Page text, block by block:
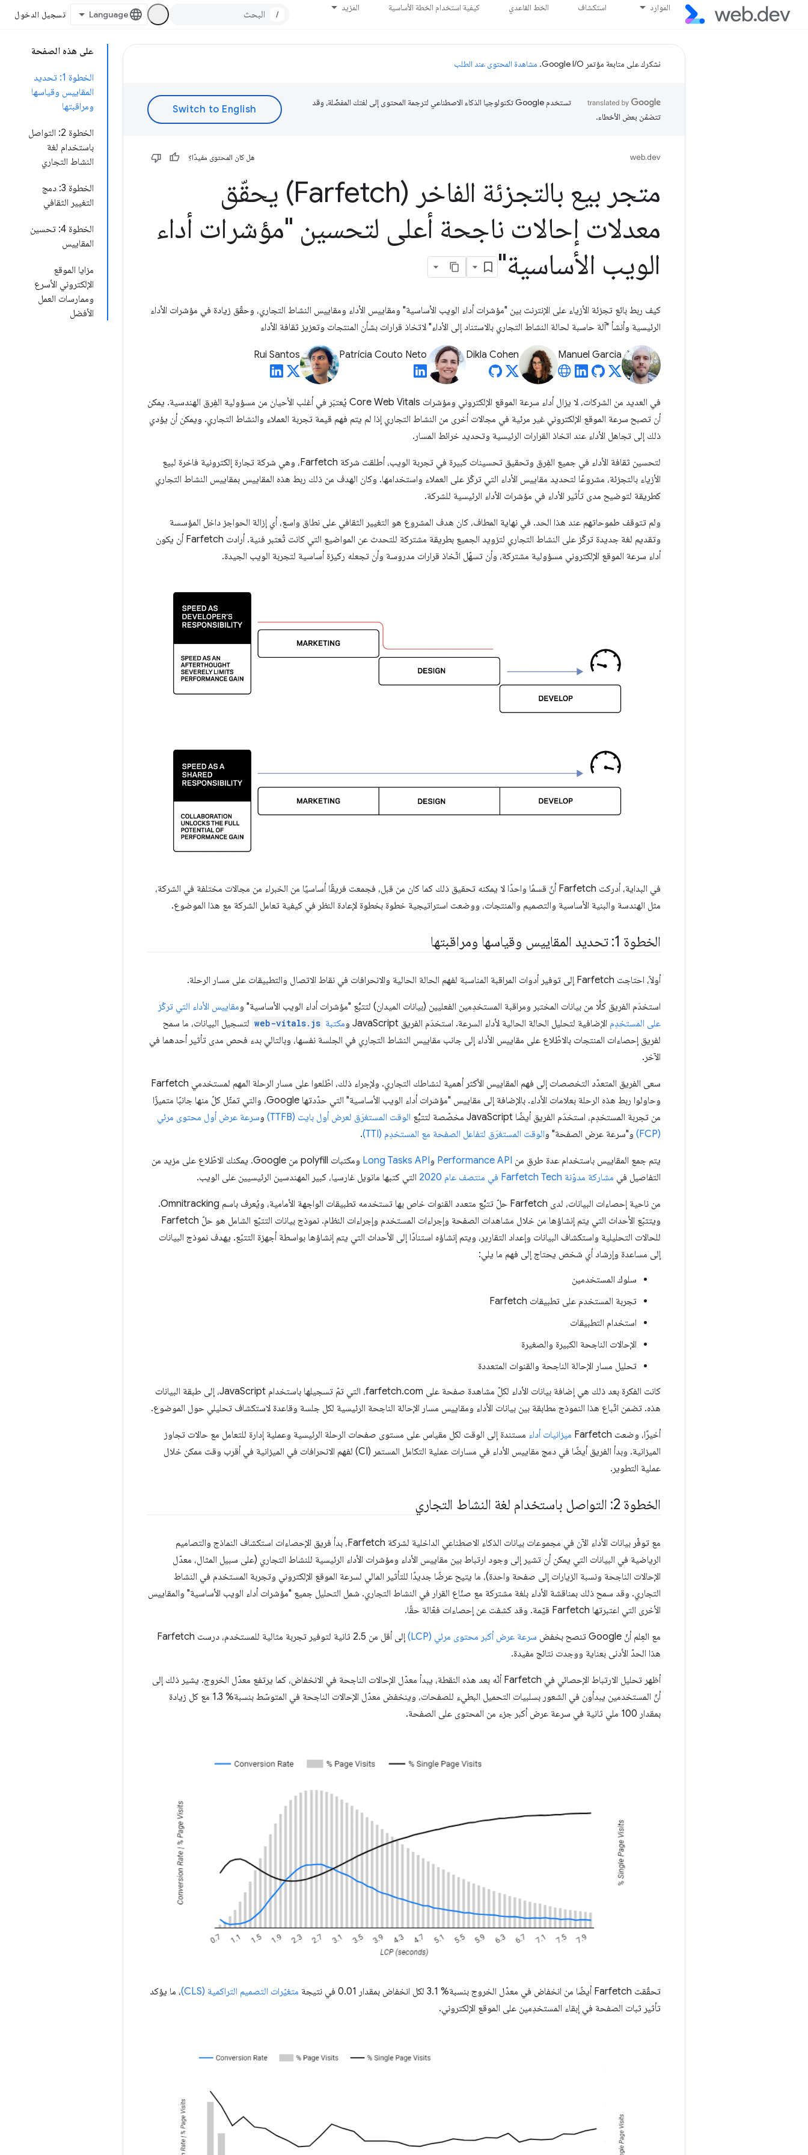
الموارد استكشاف الخط القاعدي كيفية استخدام الخطة الأساسية المزيد
/ تسجيل الدخول
على هذه الصفحة
الخطوة 1: تحديد
المقاييس وقياسها
ومراقبتها
الخطوة 2: التواصل
باستخدام لغة
النشاط التجاري
الخطوة 3: دمج
التغيير الثقافي
الخطوة 4: تحسين
المقاييس
مزايا الموقع
الإلكتروني الأسرع
وممارسات العمل
الأفضل
نشكرك على متابعة مؤتمر Google I/O. مشاهدة المحتوى عند الطلب
تستخدم Google تكنولوجيا الذكاء الاصطناعي لترجمة المحتوى إلى لغتك المفضّلة، وقد
تتضمّن بعض الأخطاء.
web.dev هل كان المحتوى مفيدًا؟
متجر بيع بالتجزئة الفاخر (Farfetch) يحقّق
معدلات إحالات ناجحة أعلى لتحسين "مؤشرات أداء
الويب الأساسية"
كيف ربط بائع تجزئة الأزياء على الإنترنت بين "مؤشرات أداء الويب الأساسية" ومقاييس الأداء ومقاييس النشاط التجاري، وحقّق زيادة في مؤشرات الأداء
الرئيسية وأنشأ "آلة حاسبة لحالة النشاط التجاري بالاستناد إلى الأداء" لاتخاذ قرارات بشأن المنتجات وتعزيز ثقافة الأداء
Manuel Garcia
Dikla Cohen
Patrícia Couto Neto
Rui Santos
في العديد من الشركات، لا يزال أداء سرعة الموقع الإلكتروني ومؤشرات Core Web Vitals يُعتبَر في أغلب الأحيان من مسؤولية الفِرق الهندسية. يمكن
أن تصبح سرعة الموقع الإلكتروني غير مرئية في مجالات أخرى من النشاط التجاري إذا لم يتم فهم قيمة تجربة العملاء والنشاط التجاري. ويمكن أن يؤدي
ذلك إلى تجاهل الأداء عند اتخاذ القرارات الرئيسية وتحديد خرائط المسار.
لتحسين ثقافة الأداء في جميع الفِرق وتحقيق تحسينات كبيرة في تجربة الويب، أطلقت شركة Farfetch، وهي شركة تجارة إلكترونية فاخرة لبيع
الأزياء بالتجزئة، مشروعًا لتحديد مقاييس الأداء التي تركّز على العملاء واستخدامها. وكان الهدف من ذلك ربط هذه المقاييس بمقاييس النشاط التجاري
كطريقة لتوضيح مدى تأثير الأداء في مؤشرات الأداء الرئيسية للشركة.
ولم تتوقف طموحاتهم عند هذا الحد. في نهاية المطاف، كان هدف المشروع هو التغيير الثقافي على نطاق واسع، أي إزالة الحواجز داخل المؤسسة
وتقديم لغة جديدة تركّز على النشاط التجاري لتزويد الجميع بطريقة مشتركة للتحدث عن المواضيع التي كانت تُعتبر فنية. أرادت Farfetch أن يكون
أداء سرعة الموقع الإلكتروني مسؤولية مشتركة، وأن تسهّل اتّخاذ قرارات مدروسة وأن تجعله ركيزة أساسية لتجربة الويب الجيدة.
في البداية، أدركت Farfetch أنّ قسمًا واحدًا لا يمكنه تحقيق ذلك كما كان من قبل، فجمعت فريقًا أساسيًا من الخبراء من مجالات مختلفة في الشركة،
مثل الهندسة والبنية الأساسية والتصميم والمنتجات، ووضعت استراتيجية خطوة بخطوة لإعادة النظر في كيفية تعامل الشركة مع هذا الموضوع.
الخطوة 1: تحديد المقاييس وقياسها ومراقبتها
أولاً، احتاجت Farfetch إلى توفير أدوات المراقبة المناسبة لفهم الحالة الحالية والانحرافات في نقاط الاتصال والتطبيقات على مسار الرحلة.
استخدَم الفريق كلًّا من بيانات المختبر ومراقبة المستخدِمين الفعليين (بيانات الميدان) لتتبُّع "مؤشرات أداء الويب الأساسية" ومقاييس الأداء التي تركّز
على المستخدِم الإضافية لتحليل الحالة الحالية لأداء السرعة. استخدَم الفريق JavaScript و مكتبة web-vitals.js لتسجيل البيانات، ما سمح
لفريق إحصاءات المنتجات بالاطّلاع على مقاييس الأداء إلى جانب مقاييس النشاط التجاري في الجلسة نفسها، وبالتالي بدء فحص مدى تأثير أحدهما في
الآخر.
سعى الفريق المتعدّد التخصصات إلى فهم المقاييس الأكثر أهمية لنشاطك التجاري. ولإجراء ذلك، اطّلعوا على مسار الرحلة المهم لمستخدمي Farfetch
وحاولوا ربط هذه الرحلة بعلامات الأداء. بالإضافة إلى مقاييس "مؤشرات أداء الويب الأساسية" التي حدّدتها Google، والتي تمثّل كلّ منها جانبًا متميزًا
من تجربة المستخدِم، استخدَم الفريق أيضًا JavaScript مخصّصة لتتبُّع
الوقت المستغرَق لعرض أول بايت (TTFB) وسرعة عرض أول محتوى مرئي
(FCP)
و"سرعة عرض الصفحة" والوقت المستغرَق لتفاعل الصفحة مع المستخدِم (TTI) .
يتم جمع المقاييس باستخدام عدة طرق من Performance API وLong Tasks API
ومكتبات polyfill من Google. يمكنك الاطّلاع على مزيد من
التفاصيل في مشاركة مدوّنة Farfetch Tech في منتصف عام 2020 التي كتبها مانويل غارسيا، كبير المهندسين الرئيسيين على الويب.
من ناحية إحصاءات البيانات، لدى Farfetch حلّ تتبُّع متعدد القنوات خاص بها تستخدمه تطبيقات الواجهة الأمامية، ويُعرف باسم Omnitracking.
ويتتبّع الأحداث التي يتم إنشاؤها من خلال مشاهدات الصفحة وإجراءات المستخدم وإجراءات النظام. نموذج بيانات التتبّع الشامل هو حلّ Farfetch
للحالات التحليلية واستكشاف البيانات وإعداد التقارير، ويتم إنشاؤه استنادًا إلى الأحداث التي يتم إنشاؤها بواسطة أجهزة التتبّع. يهدف نموذج البيانات
إلى مساعدة وإرشاد أي شخص يحتاج إلى فهم ما يلي:
سلوك المستخدمين
تجربة المستخدم على تطبيقات Farfetch
استخدام التطبيقات
الإحالات الناجحة الكبيرة والصغيرة
تحليل مسار الإحالة الناجحة والقنوات المتعددة
كانت الفكرة بعد ذلك هي إضافة بيانات الأداء لكلّ مشاهدة صفحة على farfetch.com، التي تمّ تسجيلها باستخدام JavaScript، إلى طبقة البيانات
هذه. تضمن اتّباع هذا النموذج مطابقة بين بيانات الأداء ومقاييس مسار الإحالة الناجحة الرئيسية لكل جلسة وقاعدة لاستكشاف تحليلي حول الموضوع.
أخيرًا، وضعت Farfetch ميزانيات أداء مستندة إلى الوقت لكل مقياس على مستوى صفحات الرحلة الرئيسية وعملية إدارة للتعامل مع حالات تجاوز
الميزانية. وبدأ الفريق أيضًا في دمج مقاييس الأداء في مسارات عملية التكامل المستمر (CI) لفهم الانحرافات في الميزانية في أقرب وقت ممكن خلال
عملية التطوير.
الخطوة 2: التواصل باستخدام لغة النشاط التجاري
مع توفّر بيانات الأداء الآن في مجموعات بيانات الذكاء الاصطناعي الداخلية لشركة Farfetch، بدأ فريق الإحصاءات استكشاف النماذج والتصاميم
الرياضية في البيانات التي يمكن أن تشير إلى وجود ارتباط بين مقاييس الأداء ومؤشرات الأداء الرئيسية للنشاط التجاري (على سبيل المثال، معدّل
الإحالات الناجحة ونسبة الزيارات إلى صفحة واحدة)، ما يتيح عرضًا جديدًا للتأثير المالي لسرعة الموقع الإلكتروني وتجربة المستخدم في النشاط
التجاري. وقد سمح ذلك بمناقشة الأداء بلغة مشتركة مع صنّاع القرار في النشاط التجاري. شمل التحليل جميع "مؤشرات أداء الويب الأساسية" والمقاييس
الأخرى التي اعتبرتها Farfetch قيّمة. وقد كشفت عن إحصاءات فعّالة حقًا.
مع العِلم أنّ Google تنصح بخفض سرعة عرض أكبر محتوى مرئي (LCP)
إلى أقل من 2.5 ثانية لتوفير تجربة مثالية للمستخدم، درست Farfetch
هذا الحدّ الأدنى بعناية ووجدت نتائج مفيدة.
أظهر تحليل الارتباط الإحصائي في Farfetch أنّه بعد هذه النقطة، يبدأ معدّل الإحالات الناجحة في الانخفاض، كما يرتفع معدّل الخروج. يشير ذلك إلى
أنّ المستخدمين يبدأون في الشعور بسلبيات التحميل البطيء للصفحات، وينخفض معدّل الإحالات الناجحة في المتوسّط بنسبة% 1.3 مع كل زيادة
بمقدار 100 ملي ثانية في سرعة عرض أكبر جزء من المحتوى على الصفحة.
تحقّقت Farfetch أيضًا من انخفاض في معدّل الخروج بنسبة% 3.1 لكل انخفاض بمقدار 0.01 في نتيجة متغيّرات التصميم التراكمية (CLS)
، ما يؤكد
تأثير ثبات الصفحة في إبقاء المستخدِمين على الموقع الإلكتروني.